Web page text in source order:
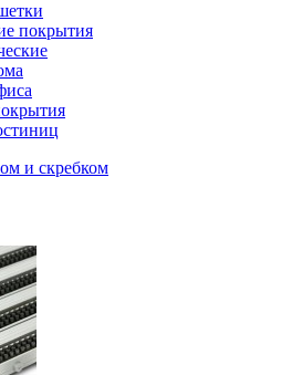
покрытия
и скребком